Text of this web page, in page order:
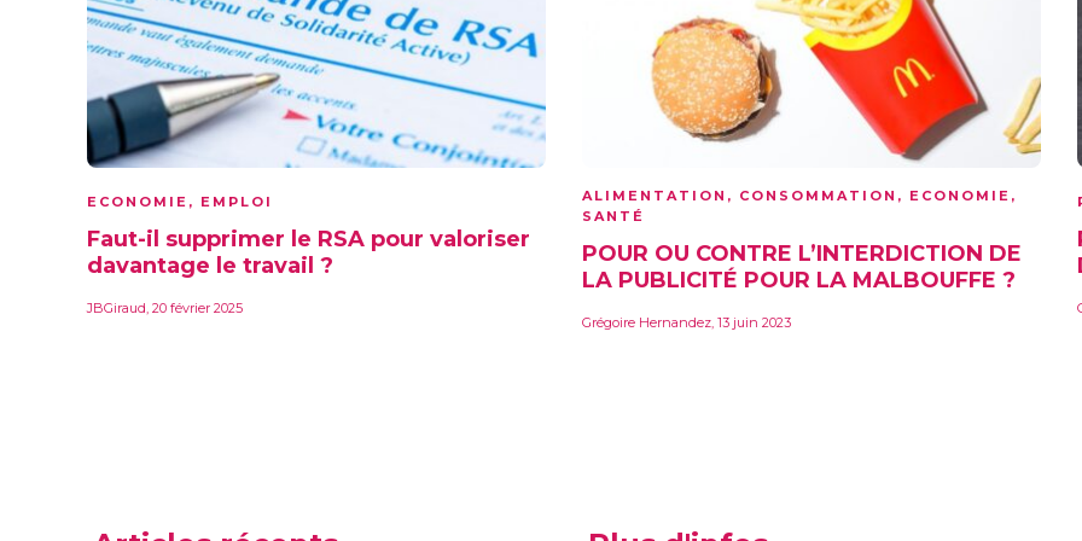
ECONOMIE , EMPLOI
Faut-il supprimer le RSA pour valoriser
davantage le travail ?
JBGiraud, 20 février 2025
ALIMENTATION , CONSOMMATION , ECONOMIE ,
SANTÉ
POUR OU CONTRE L’INTERDICTION DE
LA PUBLICITÉ POUR LA MALBOUFFE ?
Grégoire Hernandez, 13 juin 2023